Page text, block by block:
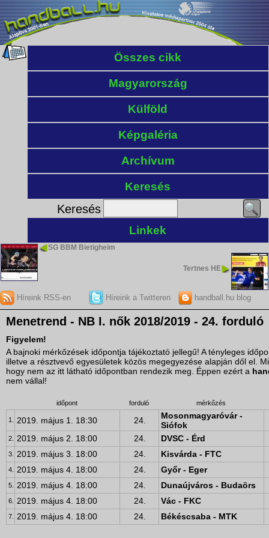
Összes cikk
Magyarország
Külföld
Képgaléria
Archívum
Keresés
Keresés
Linkek
SG BBM Bietigheim
Tertnes HE
Híreink RSS-en Híreink a Twitteren handball.hu blog
Menetrend - NB I. nők 2018/2019 - 24. forduló
Figyelem!
A bajnoki mérkőzések időpontja tájékoztató jellegű! A tényleges
illetve a résztvevő egyesületek közös megegyezése alapján dől el.
hogy nem az itt látható időpontban rendezik meg. Éppen ezért a
nem vállal!
időpont forduló mérkőzés
1. 2019. május 1. 18:30 24.
Mosonmagyaróvár -
Siófok
2. 2019. május 2. 18:00 24. DVSC - Érd
3. 2019. május 3. 18:00 24. Kisvárda - FTC
4. 2019. május 4. 18:00 24. Győr - Eger
5. 2019. május 4. 18:00 24. Dunaújváros - Budaörs
6. 2019. május 4. 18:00 24. Vác - FKC
7. 2019. május 4. 18:00 24. Békéscsaba - MTK